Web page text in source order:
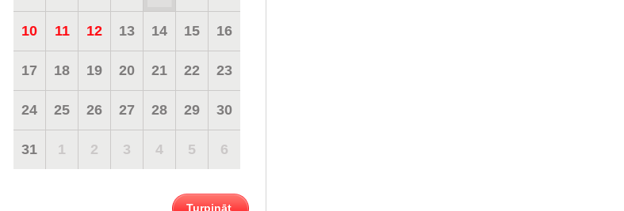
10 11 12 13 14 15 16
17 18 19 20 21 22 23
24 25 26 27 28 29 30
31 1 2 3 4 5 6
Turpināt